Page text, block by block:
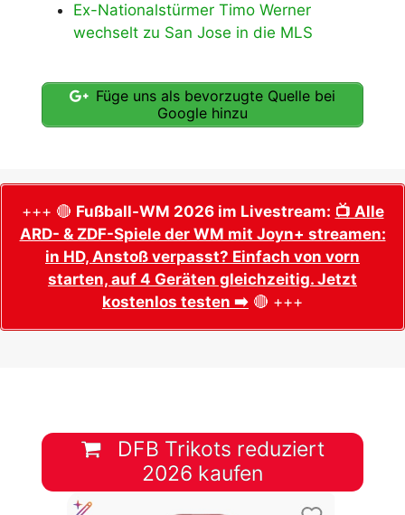
Ex-Nationalstürmer Timo Werner
wechselt zu San Jose in die MLS
Füge uns als bevorzugte Quelle bei
Google hinzu
+++ 🔴 Fußball-WM 2026 im Livestream: 📺 Alle
ARD- & ZDF-Spiele der WM mit Joyn+ streamen:
in HD, Anstoß verpasst? Einfach von vorn
starten, auf 4 Geräten gleichzeitig. Jetzt
kostenlos testen ➡️ 🔴 +++
DFB Trikots reduziert
2026 kaufen